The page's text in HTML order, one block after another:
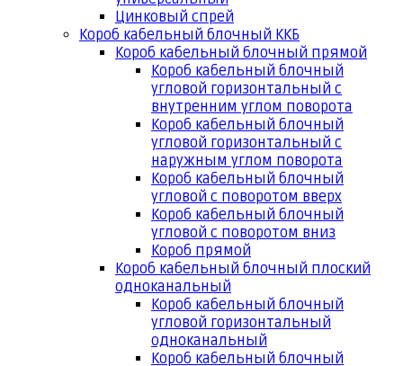
Цинковый спрей
Короб кабельный блочный ККБ
Короб кабельный блочный прямой
Короб кабельный блочный
угловой горизонтальный с
внутренним углом поворота
Короб кабельный блочный
угловой горизонтальный с
наружным углом поворота
Короб кабельный блочный
угловой с поворотом вверх
Короб кабельный блочный
угловой с поворотом вниз
Короб прямой
Короб кабельный блочный плоский
одноканальный
Короб кабельный блочный
угловой горизонтальный
одноканальный
Короб кабельный блочный